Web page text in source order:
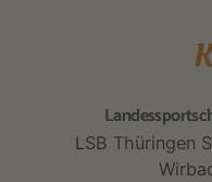
LSB Thüringen